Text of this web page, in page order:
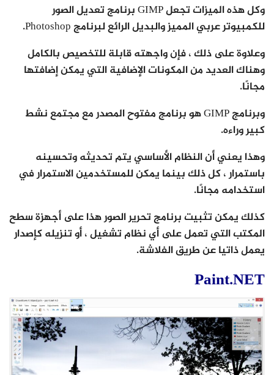
وكل هذه الميزات تجعل GIMP برنامج تعديل الصور
للكمبيوتر عربي المميز والبديل الرائع لبرنامج Photoshop.
وعلاوة على ذلك ، فإن واجهته قابلة للتخصيص بالكامل
وهناك العديد من المكونات الإضافية التي يمكن إضافتها
مجانًا.
وبرنامج GIMP هو برنامج مفتوح المصدر مع مجتمع نشط
كبير وراءه.
وهذا يعني أن النظام الأساسي يتم تحديثه وتحسينه
باستمرار ، كل ذلك بينما يمكن للمستخدمين الاستمرار في
استخدامه مجانًا.
كذلك يمكن تثبيت برنامج تحرير الصور هذا على أجهزة سطح
المكتب التي تعمل على أي نظام تشغيل ، أو تنزيله كإصدار
يعمل ذاتيا عن طريق الفلاشة.
Paint.NET